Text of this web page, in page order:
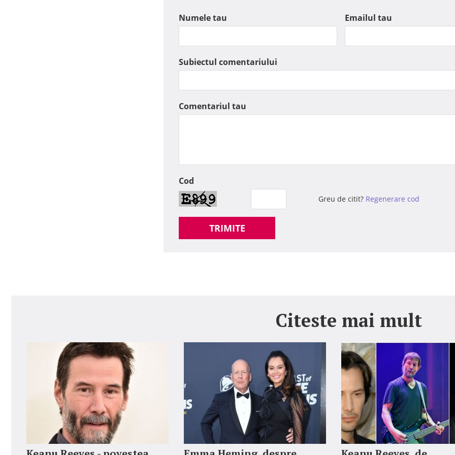
Numele tau Emailul tau
Subiectul comentariului
Comentariul tau
Cod
Greu de citit? Regenerare cod
TRIMITE
Citeste mai mult